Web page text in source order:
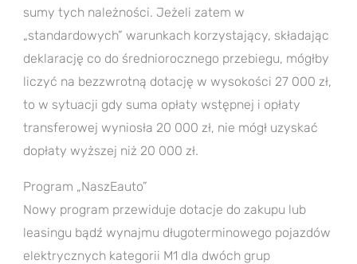
sumy tych należności. Jeżeli zatem w
„standardowych” warunkach korzystający, składając
deklarację co do średniorocznego przebiegu, mógłby
liczyć na bezzwrotną dotację w wysokości 27 000 zł,
to w sytuacji gdy suma opłaty wstępnej i opłaty
transferowej wyniosła 20 000 zł, nie mógł uzyskać
dopłaty wyższej niż 20 000 zł.
Program „NaszEauto”
Nowy program przewiduje dotacje do zakupu lub
leasingu bądź wynajmu długoterminowego pojazdów
elektrycznych kategorii M1 dla dwóch grup